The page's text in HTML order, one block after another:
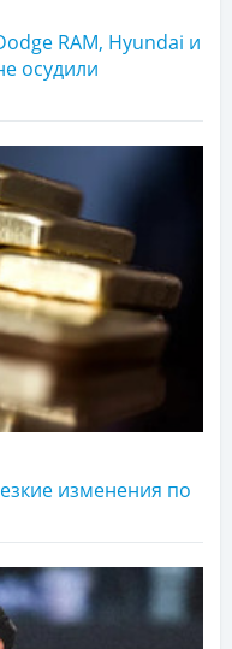
RAM, Hyundai и
осудили
изменения по